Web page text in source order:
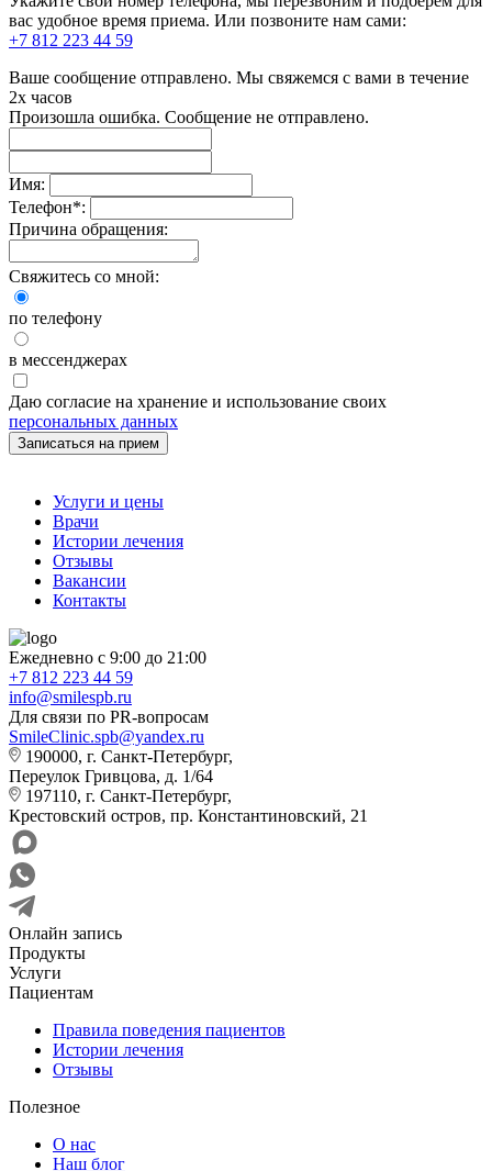
вас удобное время приема. Или позвоните нам сами:
+7 812 223 44 59
Ваше сообщение отправлено. Мы свяжемся с вами в течение
2х часов
Произошла ошибка. Сообщение не отправлено.
Имя:
Телефон*:
Причина обращения:
Свяжитесь со мной:
по телефону
в мессенджерах
Даю согласие на хранение и использование своих
персональных данных
Записаться на прием
Услуги и цены
Врачи
Истории лечения
Отзывы
Вакансии
Контакты
Ежедневно с 9:00 до 21:00
+7 812 223 44 59
info@smilespb.ru
Для связи по PR-вопросам
SmileClinic.spb@yandex.ru
190000, г. Санкт-Петербург,
Переулок Гривцова, д. 1/64
197110, г. Санкт-Петербург,
Крестовский остров, пр. Константиновский, 21
Онлайн запись
Продукты
Услуги
Пациентам
Правила поведения пациентов
Истории лечения
Отзывы
Полезное
О нас
Наш блог